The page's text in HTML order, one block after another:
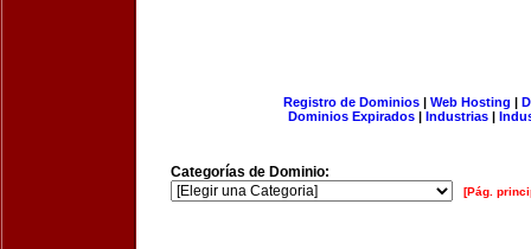
Registro de Dominios| Web Hosting |
Dominios Expirados | Industrias |
Categorías de Dominio:
[Pág.